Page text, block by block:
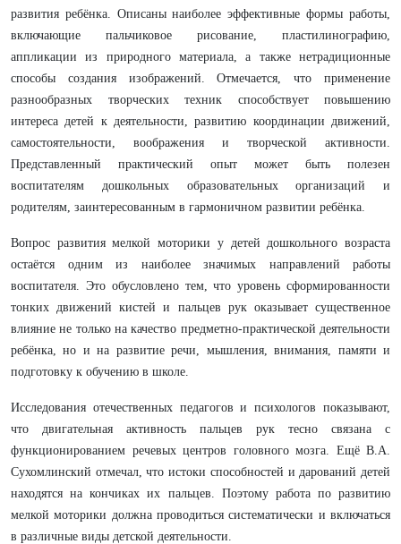
развития ребёнка. Описаны наиболее эффективные формы работы,
включающие пальчиковое рисование, пластилинографию,
аппликации из природного материала, а также нетрадиционные
способы создания изображений. Отмечается, что применение
разнообразных творческих техник способствует повышению
интереса детей к деятельности, развитию координации движений,
самостоятельности, воображения и творческой активности.
Представленный практический опыт может быть полезен
воспитателям дошкольных образовательных организаций и
родителям, заинтересованным в гармоничном развитии ребёнка.
Вопрос развития мелкой моторики у детей дошкольного возраста
остаётся одним из наиболее значимых направлений работы
воспитателя. Это обусловлено тем, что уровень сформированности
тонких движений кистей и пальцев рук оказывает существенное
влияние не только на качество предметно-практической деятельности
ребёнка, но и на развитие речи, мышления, внимания, памяти и
подготовку к обучению в школе.
Исследования отечественных педагогов и психологов показывают,
что двигательная активность пальцев рук тесно связана с
функционированием речевых центров головного мозга. Ещё В.А.
Сухомлинский отмечал, что истоки способностей и дарований детей
находятся на кончиках их пальцев. Поэтому работа по развитию
мелкой моторики должна проводиться систематически и включаться
в различные виды детской деятельности.